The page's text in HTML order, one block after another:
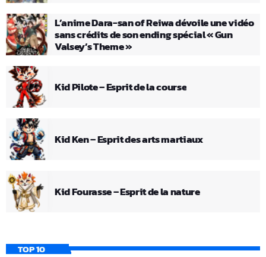
L’anime Dara-san of Reiwa dévoile une vidéo
sans crédits de son ending spécial « Gun
Valsey’s Theme »
Kid Pilote – Esprit de la course
Kid Ken – Esprit des arts martiaux
Kid Fourasse – Esprit de la nature
TOP 10